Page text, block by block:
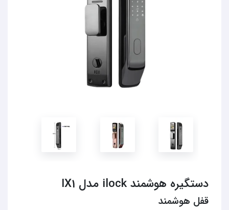
دستگیره هوشمند ilock مدل IX1
قفل هوشمند